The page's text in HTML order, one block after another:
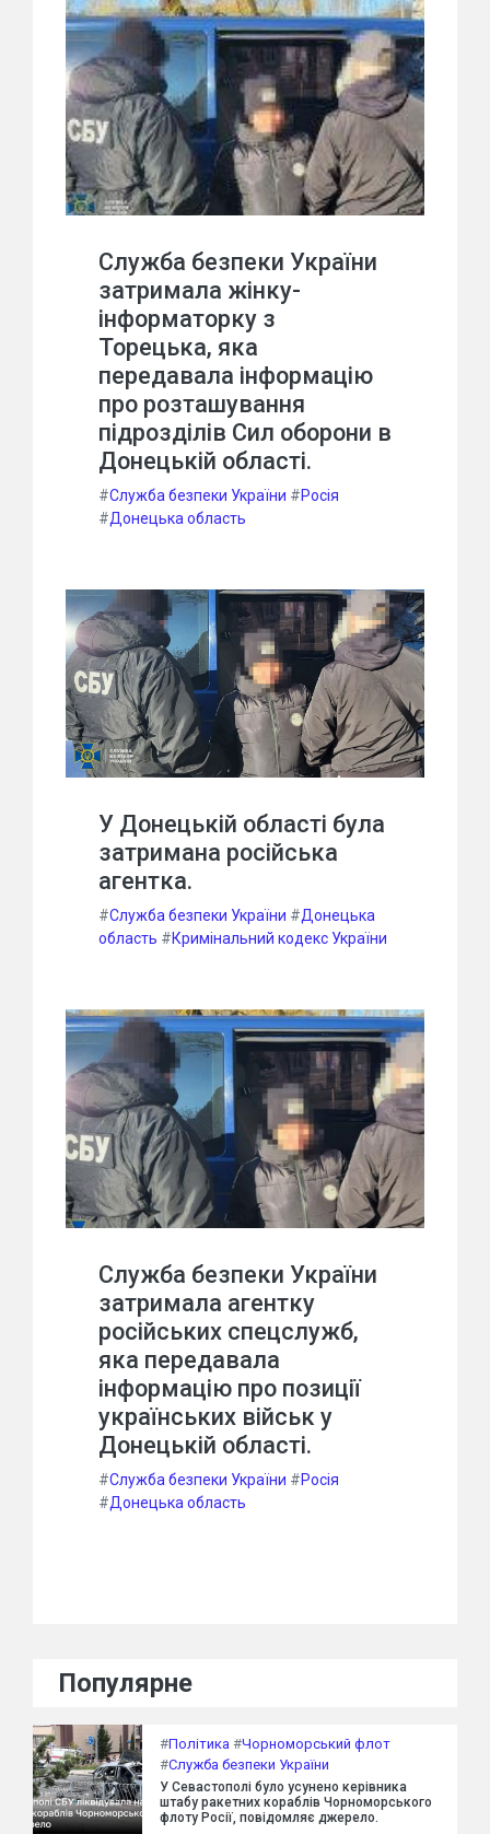
Служба безпеки України
затримала жінку-
інформаторку з
Торецька, яка
передавала інформацію
про розташування
підрозділів Сил оборони в
Донецькій області.
#Служба безпеки України #Росія
#Донецька область
У Донецькій області була
затримана російська
агентка.
#Служба безпеки України #Донецька
область #Кримінальний кодекс України
Служба безпеки України
затримала агентку
російських спецслужб,
яка передавала
інформацію про позиції
українських військ у
Донецькій області.
#Служба безпеки України #Росія
#Донецька область
Популярне
#Політика #Чорноморський флот
#Служба безпеки України
У Севастополі було усунено керівника
штабу ракетних кораблів Чорноморського
флоту Росії, повідомляє джерело.